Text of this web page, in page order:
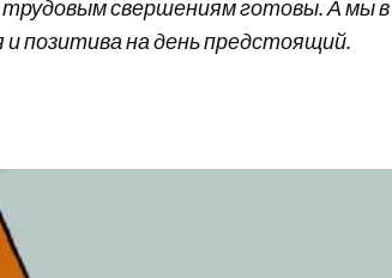
свершениям готовы. А мы в
позитива на день предстоящий.